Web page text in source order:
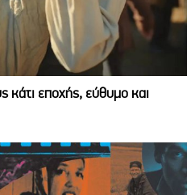
κάτι εποχής, εύθυμο και